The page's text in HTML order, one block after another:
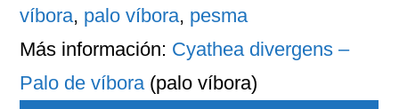
víbora, palo víbora, pesma
Más información: Cyathea divergens –
Palo de víbora(palo víbora)